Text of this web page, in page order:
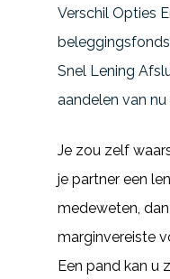
Verschil Opties
Snel Lening
aandelen van
Je zou zelf
je partner een
medeweten,
marginvereiste
Een pand kan u